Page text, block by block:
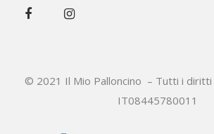
© 2021 Il Mio Palloncino – Tutti i diritti
IT08445780011